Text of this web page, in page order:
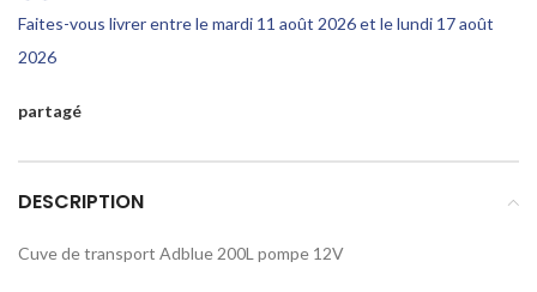
Faites-vous livrer entre le mardi 11 août 2026 et le lundi 17 août
2026
partagé
DESCRIPTION
Cuve de transport Adblue 200L pompe 12V